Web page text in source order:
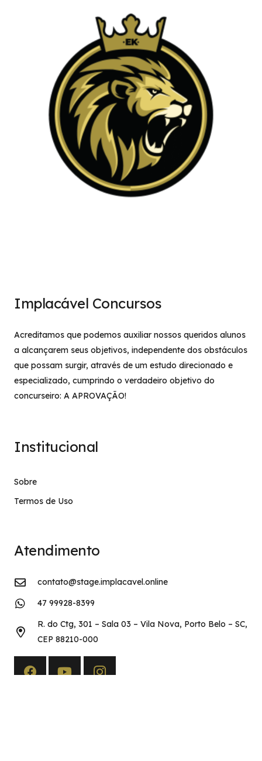
Implacável Concursos
Acreditamos que podemos auxiliar nossos queridos alunos
a alcançarem seus objetivos, independente dos obstáculos
que possam surgir, através de um estudo direcionado e
especializado, cumprindo o verdadeiro objetivo do
concurseiro: A APROVAÇÃO!
Institucional
Sobre
Termos de Uso
Atendimento
contato@stage.implacavel.online
47 99928-8399
R. do Ctg, 301 – Sala 03 – Vila Nova, Porto Belo – SC,
CEP 88210-000